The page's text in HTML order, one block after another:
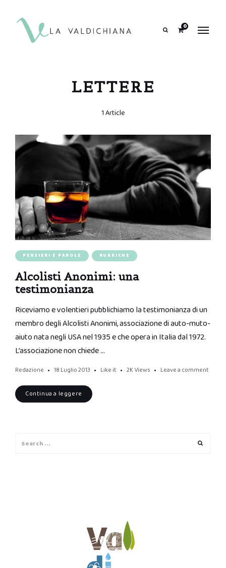
0
LETTERE
1 Article
PENSIERI E PAROLE RUBRICHE
Alcolisti Anonimi: una
testimonianza
Riceviamo e volentieri pubblichiamo la testimonianza di un
membro degli Alcolisti Anonimi, associazione di auto-muto-
aiuto nata negli USA nel 1935 e che opera in Italia dal 1972.
L’associazione non chiede …
Redazione 18 Luglio 2013 Like it 2K Views Leave a comment
Continua a leggere
for: